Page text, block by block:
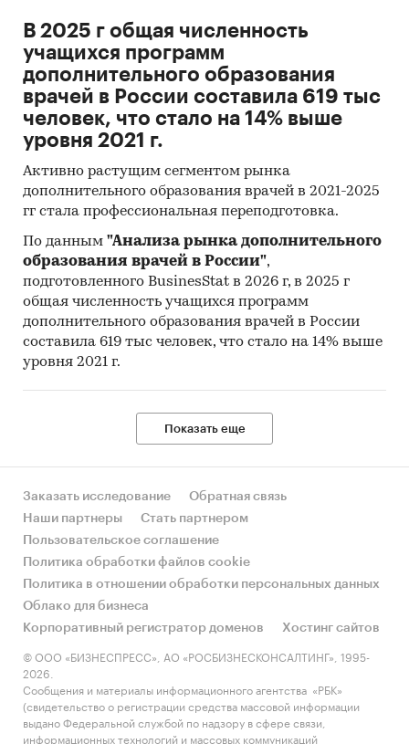
В 2025 г общая численность
учащихся программ
дополнительного образования
врачей в России составила 619 тыс
человек, что стало на 14% выше
уровня 2021 г.
Активно растущим сегментом рынка
дополнительного образования врачей в 2021-2025
гг стала профессиональная переподготовка.
По данным "Анализа рынка дополнительного
образования врачей в России",
подготовленного BusinesStat в 2026 г, в 2025 г
общая численность учащихся программ
дополнительного образования врачей в России
составила 619 тыс человек, что стало на 14% выше
уровня 2021 г.
Показать еще
Заказать исследование
Обратная связь
Наши партнеры
Стать партнером
Пользовательское соглашение
Политика обработки файлов cookie
Политика в отношении обработки персональных данных
Облако для бизнеса
Корпоративный регистратор доменов
Хостинг сайтов
© ООО «БИЗНЕСПРЕСС», АО «РОСБИЗНЕСКОНСАЛТИНГ», 1995-
2026.
Сообщения и материалы информационного агентства «РБК»
(свидетельство о регистрации средства массовой информации
выдано Федеральной службой по надзору в сфере связи,
информационных технологий и массовых коммуникаций